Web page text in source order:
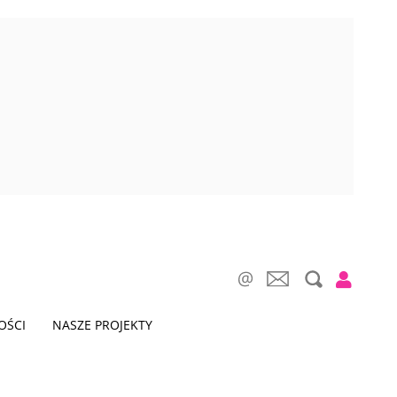
NASZE PROJEKTY